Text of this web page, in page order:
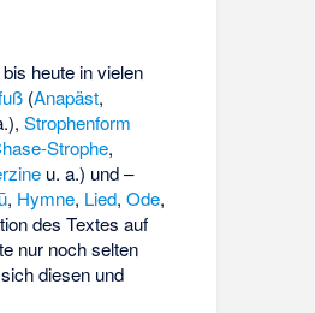
heute in vielen
(Anapäst,
Strophenform
Strophe,
u. a.) und –
, Hymne, Lied,Ode,
des Textes auf
nur noch selten
diesen und